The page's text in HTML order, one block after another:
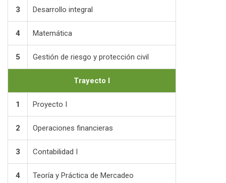
3 Desarrollo integral
4 Matemática
5 Gestión de riesgo y protección civil
Trayecto I
1 Proyecto I
2 Operaciones financieras
3 Contabilidad I
4 Teoría y Práctica de Mercadeo